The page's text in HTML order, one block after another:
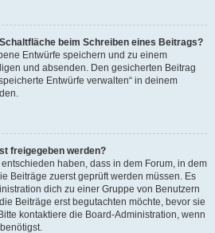
beim Schreiben eines Beitrags?
Entwürfe speichern und zu einem
und absenden. Den gesicherten Beitrag
Entwürfe verwalten“ in deinem
freigegeben werden?
haben, dass in dem Forum, in dem
Beiträge zuerst geprüft werden müssen. Es
dich zu einer Gruppe von Benutzern
Beiträge erst begutachten möchte, bevor sie
kontaktiere die Board-Administration, wenn